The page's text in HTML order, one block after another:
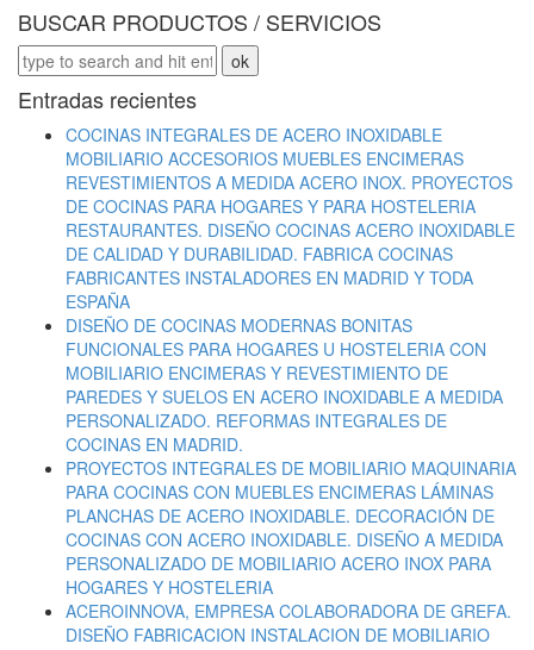
BUSCAR PRODUCTOS / SERVICIOS
Entradas recientes
COCINAS INTEGRALES DE ACERO INOXIDABLE
MOBILIARIO ACCESORIOS MUEBLES ENCIMERAS
REVESTIMIENTOS A MEDIDA ACERO INOX. PROYECTOS
DE COCINAS PARA HOGARES Y PARA HOSTELERIA
RESTAURANTES. DISEÑO COCINAS ACERO INOXIDABLE
DE CALIDAD Y DURABILIDAD. FABRICA COCINAS
FABRICANTES INSTALADORES EN MADRID Y TODA
ESPAÑA
DISEÑO DE COCINAS MODERNAS BONITAS
FUNCIONALES PARA HOGARES U HOSTELERIA CON
MOBILIARIO ENCIMERAS Y REVESTIMIENTO DE
PAREDES Y SUELOS EN ACERO INOXIDABLE A MEDIDA
PERSONALIZADO. REFORMAS INTEGRALES DE
COCINAS EN MADRID.
PROYECTOS INTEGRALES DE MOBILIARIO MAQUINARIA
PARA COCINAS CON MUEBLES ENCIMERAS LÁMINAS
PLANCHAS DE ACERO INOXIDABLE. DECORACIÓN DE
COCINAS CON ACERO INOXIDABLE. DISEÑO A MEDIDA
PERSONALIZADO DE MOBILIARIO ACERO INOX PARA
HOGARES Y HOSTELERIA
ACEROINNOVA, EMPRESA COLABORADORA DE GREFA.
DISEÑO FABRICACION INSTALACION DE MOBILIARIO